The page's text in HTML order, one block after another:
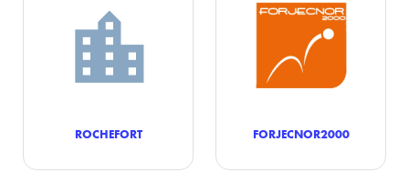
ROCHEFORT FORJECNOR2000